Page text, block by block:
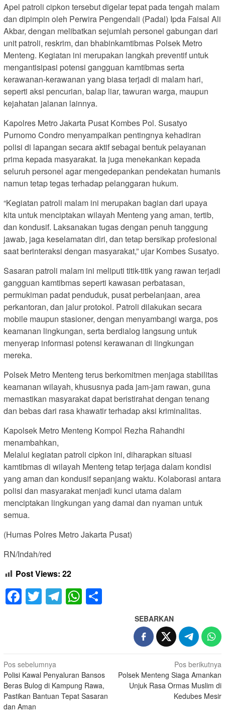
Apel patroli cipkon tersebut digelar tepat pada tengah malam
dan dipimpin oleh Perwira Pengendali (Padal) Ipda Faisal Ali
Akbar, dengan melibatkan sejumlah personel gabungan dari
unit patroli, reskrim, dan bhabinkamtibmas Polsek Metro
Menteng. Kegiatan ini merupakan langkah preventif untuk
mengantisipasi potensi gangguan kamtibmas serta
kerawanan-kerawanan yang biasa terjadi di malam hari,
seperti aksi pencurian, balap liar, tawuran warga, maupun
kejahatan jalanan lainnya.
Kapolres Metro Jakarta Pusat Kombes Pol. Susatyo
Purnomo Condro menyampaikan pentingnya kehadiran
polisi di lapangan secara aktif sebagai bentuk pelayanan
prima kepada masyarakat. Ia juga menekankan kepada
seluruh personel agar mengedepankan pendekatan humanis
namun tetap tegas terhadap pelanggaran hukum.
“Kegiatan patroli malam ini merupakan bagian dari upaya
kita untuk menciptakan wilayah Menteng yang aman, tertib,
dan kondusif. Laksanakan tugas dengan penuh tanggung
jawab, jaga keselamatan diri, dan tetap bersikap profesional
saat berinteraksi dengan masyarakat,” ujar Kombes Susatyo.
Sasaran patroli malam ini meliputi titik-titik yang rawan terjadi
gangguan kamtibmas seperti kawasan perbatasan,
permukiman padat penduduk, pusat perbelanjaan, area
perkantoran, dan jalur protokol. Patroli dilakukan secara
mobile maupun stasioner, dengan menyambangi warga, pos
keamanan lingkungan, serta berdialog langsung untuk
menyerap informasi potensi kerawanan di lingkungan
mereka.
Polsek Metro Menteng terus berkomitmen menjaga stabilitas
keamanan wilayah, khususnya pada jam-jam rawan, guna
memastikan masyarakat dapat beristirahat dengan tenang
dan bebas dari rasa khawatir terhadap aksi kriminalitas.
Kapolsek Metro Menteng Kompol Rezha Rahandhi
menambahkan,
Melalui kegiatan patroli cipkon ini, diharapkan situasi
kamtibmas di wilayah Menteng tetap terjaga dalam kondisi
yang aman dan kondusif sepanjang waktu. Kolaborasi antara
polisi dan masyarakat menjadi kunci utama dalam
menciptakan lingkungan yang damai dan nyaman untuk
semua.
(Humas Polres Metro Jakarta Pusat)
RN/Indah/red
Post Views: 22
Facebook
Twitter
Telegram
WhatsApp
SEBARKAN
Navigasi
pos
Pos sebelumnya
Polisi Kawal Penyaluran Bansos
Beras Bulog di Kampung Rawa,
Pastikan Bantuan Tepat Sasaran
dan Aman
Pos berikutnya
Polsek Menteng Siaga Amankan
Unjuk Rasa Ormas Muslim di
Kedubes Mesir